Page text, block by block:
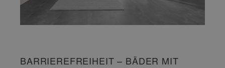
BARRIEREFREIHEIT – BÄDER MIT